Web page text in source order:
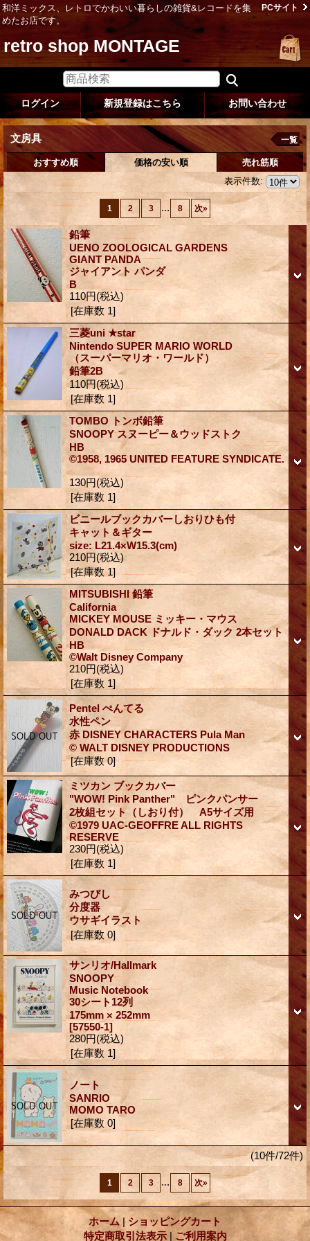
和洋ミックス、レトロでかわいい暮らしの雑貨&レコードを集
めたお店です。
PCサイト
retro shop MONTAGE
ログイン 新規登録はこちら お問い合わせ
文房具 一覧
おすすめ順 価格の安い順
売れ筋順
表示件数:
1 2 3 ... 8 次»
鉛筆
UENO ZOOLOGICAL GARDENS
GIANT PANDA
ジャイアント パンダ
B
110円(税込)
[在庫数 1]
三菱uni ★star
Nintendo SUPER MARIO WORLD
（スーパーマリオ・ワールド）
鉛筆2B
110円(税込)
[在庫数 1]
TOMBO トンボ鉛筆
SNOOPY スヌーピー＆ウッドストク
HB
©1958, 1965 UNITED FEATURE SYNDICATE.
130円(税込)
[在庫数 1]
ビニールブックカバーしおりひも付
キャット＆ギター
size: L21.4×W15.3(cm)
210円(税込)
[在庫数 1]
MITSUBISHI 鉛筆
California
MICKEY MOUSE ミッキー・マウス
DONALD DACK ドナルド・ダック 2本セット
HB
©Walt Disney Company
210円(税込)
[在庫数 1]
Pentel ぺんてる
水性ペン
赤 DISNEY CHARACTERS Pula Man
© WALT DISNEY PRODUCTIONS
[在庫数 0]
ミツカン ブックカバー
"WOW! Pink Panther" ピンクパンサー
2枚組セット（しおり付） A5サイズ用
©1979 UAC-GEOFFRE ALL RIGHTS
RESERVE
230円(税込)
[在庫数 1]
みつびし
分度器
ウサギイラスト
[在庫数 0]
サンリオ/Hallmark
SNOOPY
Music Notebook
30シート12列
175mm × 252mm
[57550-1]
280円(税込)
[在庫数 1]
ノート
SANRIO
MOMO TARO
[在庫数 0]
(10件/72件)
1 2 3 ... 8 次»
ホーム | ショッピングカート
特定商取引法表示 | ご利用案内